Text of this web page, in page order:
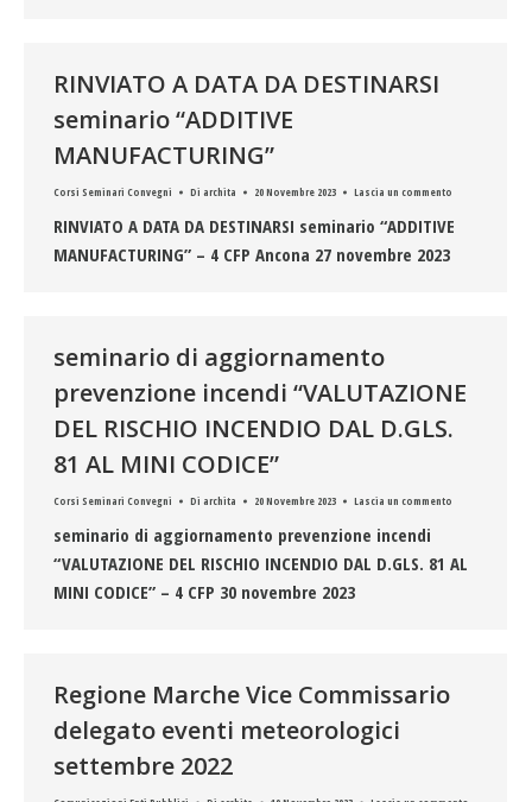
RINVIATO A DATA DA DESTINARSI
seminario “ADDITIVE
MANUFACTURING”
Corsi Seminari Convegni Di archita 20 Novembre 2023 Lascia un commento
RINVIATO A DATA DA DESTINARSI seminario “ADDITIVE
MANUFACTURING” – 4 CFP Ancona 27 novembre 2023
seminario di aggiornamento
prevenzione incendi “VALUTAZIONE
DEL RISCHIO INCENDIO DAL D.GLS.
81 AL MINI CODICE”
Corsi Seminari Convegni Di archita 20 Novembre 2023 Lascia un commento
seminario di aggiornamento prevenzione incendi
“VALUTAZIONE DEL RISCHIO INCENDIO DAL D.GLS. 81 AL
MINI CODICE” – 4 CFP 30 novembre 2023
Regione Marche Vice Commissario
delegato eventi meteorologici
settembre 2022